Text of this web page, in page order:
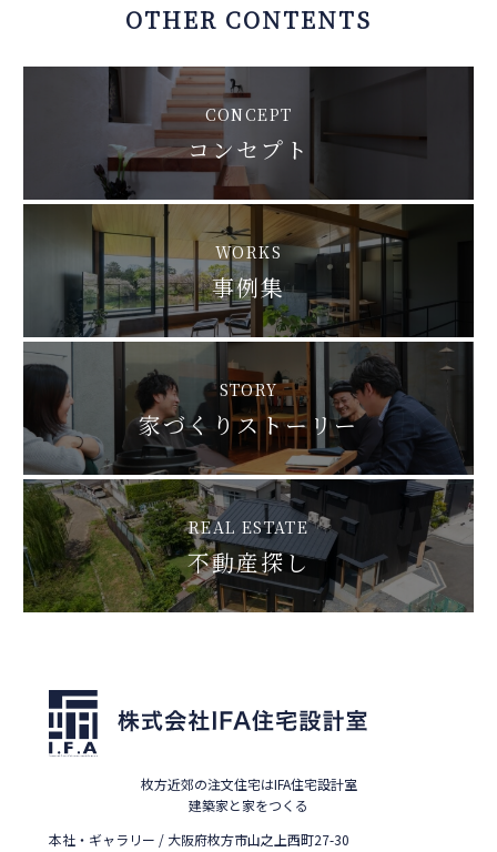
OTHER CONTENTS
CONCEPT
コンセプト
WORKS
事例集
STORY
家づくりストーリー
REAL ESTATE
不動産探し
枚方近郊の注文住宅はIFA住宅設計室
建築家と家をつくる
本社・ギャラリー / 大阪府枚方市山之上西町27-30